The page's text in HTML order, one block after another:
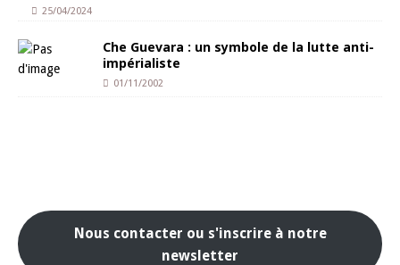
25/04/2024
Che Guevara : un symbole de la lutte anti-
impérialiste
01/11/2002
Nous contacter ou s'inscrire à notre
newsletter